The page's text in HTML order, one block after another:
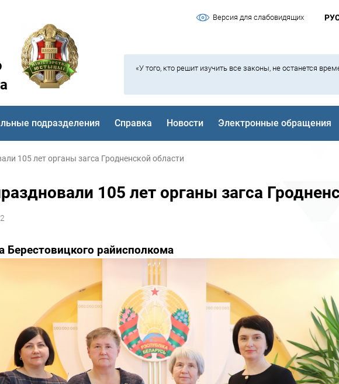
Версия для слабовидящих
«У того, кто решит изучить все законы, не останется
подразделения Справка Новости Электронные обращения
105 лет органы загса Гродненской области
105 лет органы загса
Берестовицкого райисполкома